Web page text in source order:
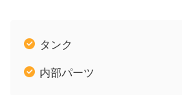
タンク
内部パーツ